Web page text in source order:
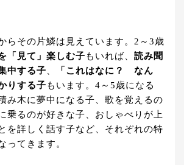
らその片鱗は見えています。2～3歳
「見て」楽しむ子もいれば、 読み聞
中する子、
「これはなに？ なん
りする子もいます。4～5歳になる
み木に夢中になる子、歌を覚えるの
乗るのが好きな子、おしゃべりが上
を詳しく話す子など、それぞれの特
ってきます。